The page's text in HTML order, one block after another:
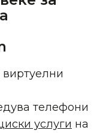
виртуелни
телефони
услуги на